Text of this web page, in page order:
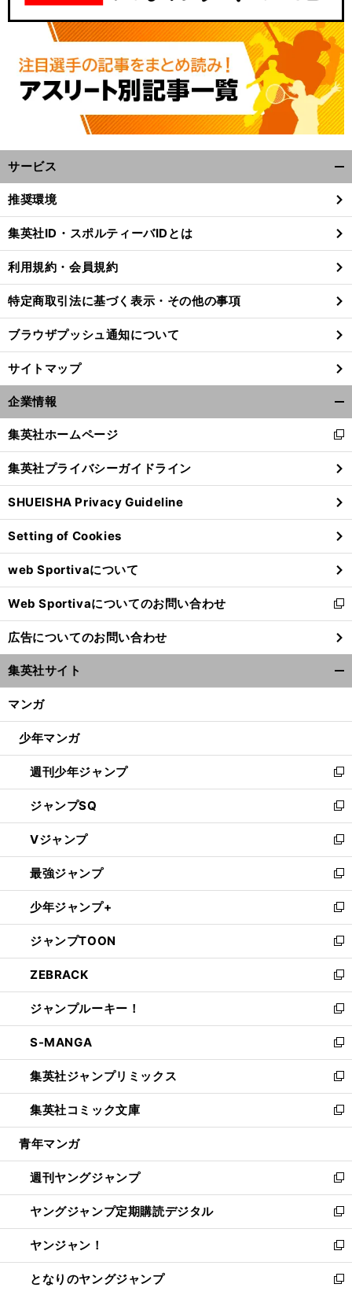
サービス
閉
る
推奨環境
集英社ID・スポルティーバIDとは
利用規約・会員規約
特定商取引法に基づく表示・その他の事項
ブラウザプッシュ通知について
サイトマップ
企業情報
閉
る
集英社ホームページ
新
し
い
ウ
ィ
ン
ド
ウ
で
開
く
集英社プライバシーガイドライン
SHUEISHA Privacy Guideline
Setting of Cookies
web Sportivaについて
Web Sportivaについてのお問い合わせ
新
し
い
ウ
ィ
ン
ウ
開
く
広告についてのお問い合わせ
集英社サイト
マンガ
少年マンガ
週刊少年ジャンプ
新
し
い
ウ
ィ
ン
ド
ウ
で
開
く
ジャンプSQ
新
し
い
ウ
ィ
ン
ド
ウ
で
開
く
Vジャンプ
新
し
い
ウ
ィ
ン
ド
ウ
で
開
く
最強ジャンプ
新
し
い
ウ
ィ
ン
ド
ウ
で
開
く
少年ジャンプ+
新
し
い
ウ
ィ
ン
ド
ウ
で
開
く
ジャンプTOON
新
し
い
ウ
ィ
ン
ド
ウ
で
開
く
ZEBRACK
新
し
い
ウ
ィ
ン
ド
ウ
で
開
ジャンプルーキー！
新
し
い
ウ
ィ
ン
ド
ウ
開
く
S-MANGA
新
し
い
ウ
ィ
ン
ウ
で
開
く
集英社ジャンプリミックス
新
し
い
ウ
ン
ド
ウ
で
開
く
集英社コミック文庫
新
し
ウ
ィ
ン
ド
ウ
で
開
く
青年マンガ
週刊ヤングジャンプ
新
し
い
ウ
ィ
ン
ド
ヤングジャンプ定期購読デジタル
新
し
い
ウ
ィ
ヤンジャン！
新
し
い
となりのヤングジャンプ
新